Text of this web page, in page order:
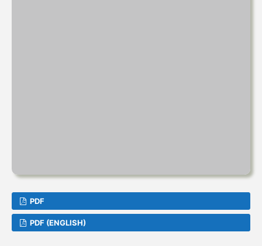
PDF
PDF (ENGLISH)